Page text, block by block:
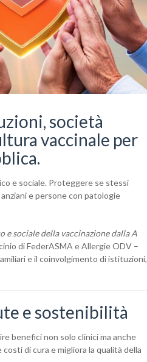
società
vaccinale per
e sociale. Proteggere se stessi
e persone con patologie
e sociale della vaccinazione dalla A
di FederASMA e Allergie ODV –
e il coinvolgimento di istituzioni,
e sostenibilità
benefici non solo clinici ma anche
di cura e migliora la qualità della